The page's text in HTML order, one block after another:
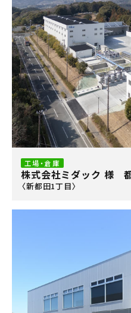
工場・倉庫
株式会社ミダック 様
〈新都田1丁目〉